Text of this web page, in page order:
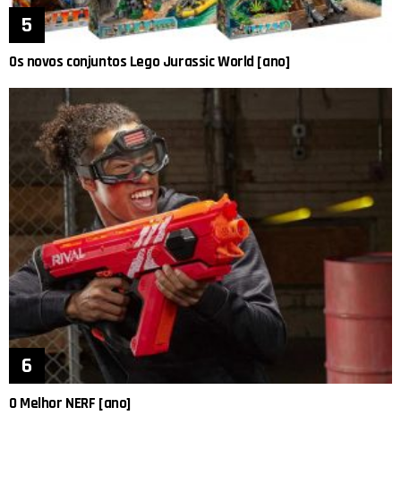
Os novos conjuntos Lego Jurassic World [ano]
O Melhor NERF [ano]